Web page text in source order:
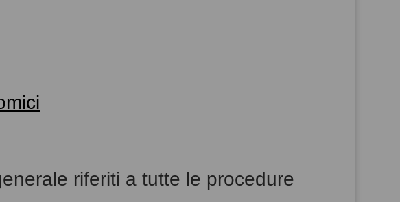
riferiti a tutte le procedure